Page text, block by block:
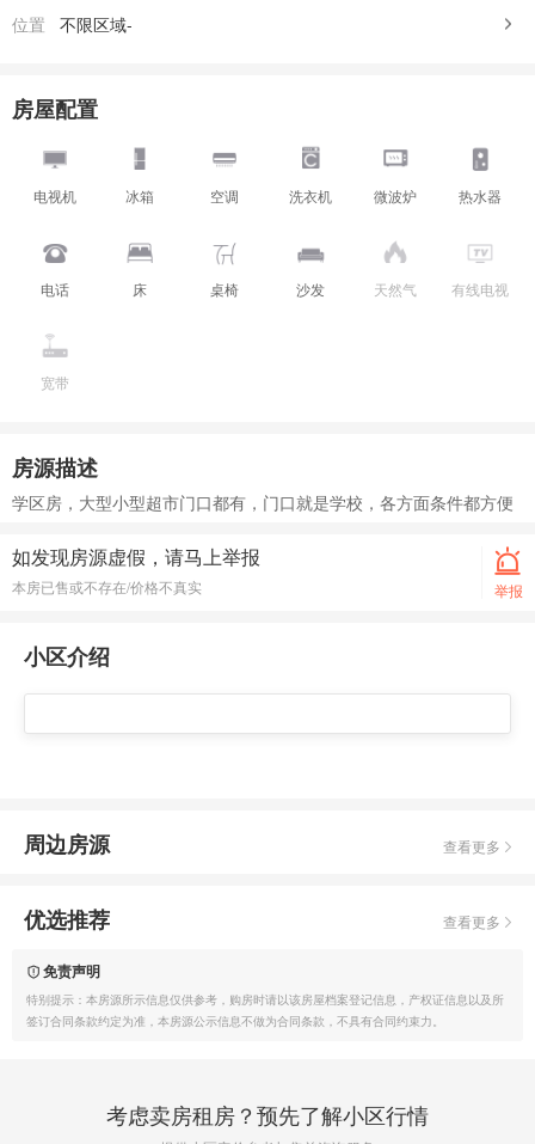
位置
不限区域-
房屋配置
电视机 冰箱 空调 洗衣机 微波炉 热水器
电话 床 桌椅 沙发 天然气 有线电视
宽带
房源描述
学区房，大型小型超市门口都有，门口就是学校，各方面条件都方便
举报
如发现房源虚假，请马上举报
本房已售或不存在/价格不真实
小区介绍
周边房源 查看更多
优选推荐 查看更多
免责声明
特别提示：本房源所示信息仅供参考，购房时请以该房屋档案登记信息，产权证信息以及所
签订合同条款约定为准，本房源公示信息不做为合同条款，不具有合同约束力。
考虑卖房租房？预先了解小区行情